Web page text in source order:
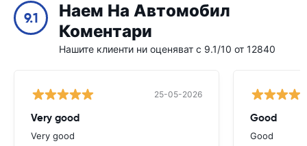
9.1
Наем На Автомобил
Коментари
Нашите клиенти ни оценяват с 9.1/10 от 12840
25-05-2026
Very good
Very good
Good
Good